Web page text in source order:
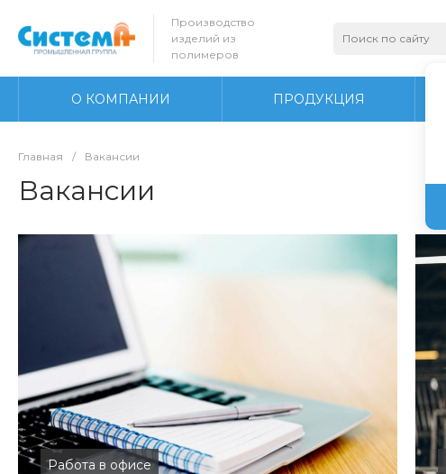
Производство
изделий из
полимеров
О КОМПАНИИ ПРОДУКЦИЯ
Главная / Вакансии
Вакансии
Работа в офисе